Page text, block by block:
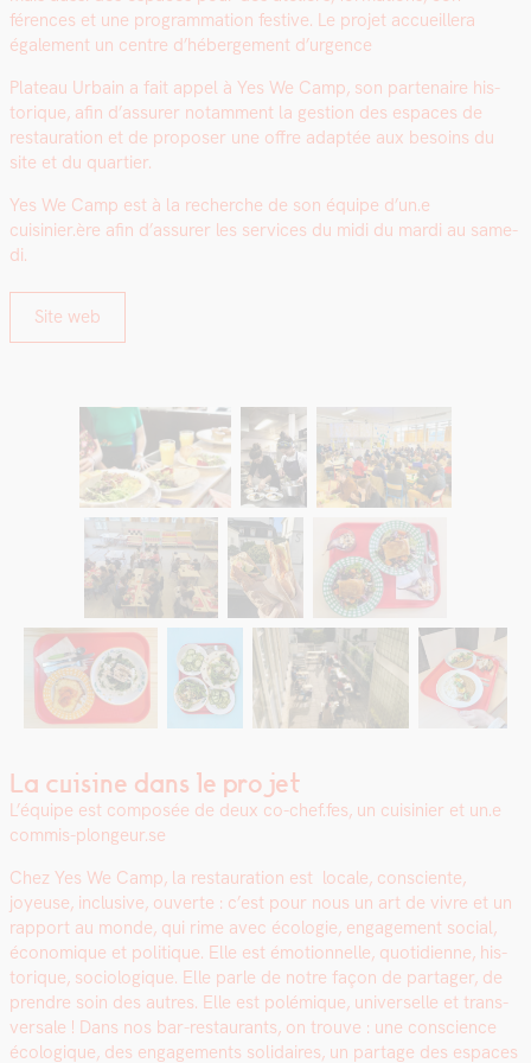
férences et une pro­gram­ma­tion fes­tive. Le pro­jet accueillera
égale­ment un cen­tre d’héberge­ment d’ur­gence
Plateau Urbain a fait appel à Yes We Camp, son parte­naire his­
torique, afin d’assurer notam­ment la ges­tion des espaces de
restau­ra­tion et de pro­pos­er une offre adap­tée aux besoins du
site et du quarti­er.
Yes We Camp est à la recherche de son équipe d’un.e
cuisinier.ère afin d’assurer les ser­vices du midi du mar­di au same­
di.
Site web
La cuisine dans le projet
L’équipe est com­posée de deux co-chef.fes, un cuisinier et un.e
commis-plongeur.se
Chez Yes We Camp, la restau­ra­tion est locale, con­sciente,
joyeuse, inclu­sive, ouverte : c’est pour nous un art de vivre et un
rap­port au monde, qui rime avec écolo­gie, engage­ment social,
économique et poli­tique. Elle est émo­tion­nelle, quo­ti­di­enne, his­
torique, soci­ologique. Elle par­le de notre façon de partager, de
pren­dre soin des autres. Elle est polémique, uni­verselle et trans­
ver­sale ! Dans nos bar-restau­rants, on trou­ve : une con­science
écologique, des engage­ments sol­idaires, un partage des espaces